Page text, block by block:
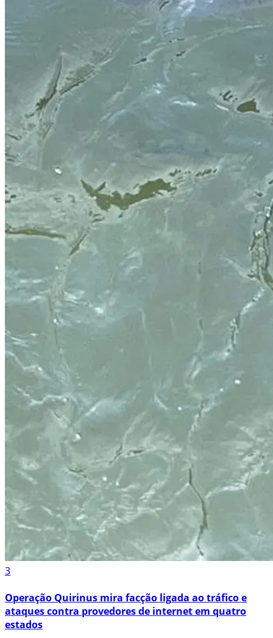
3
Operação Quirinus mira facção ligada ao tráfico e
ataques contra provedores de internet em quatro
estados